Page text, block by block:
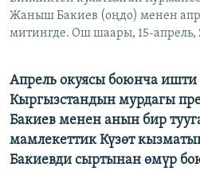
Жаныш Бакиев (оңдо) менен
митингде. Ош шаары, 15-апрель,
Апрель окуясы боюнча ишти
Кыргызстандын мурдагы
Бакиев менен анын бир
мамлекеттик Күзөт
Бакиевди сыртынан өмүр